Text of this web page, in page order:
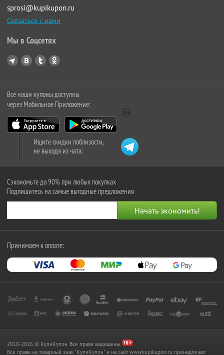
sprosi@kupikupon.ru
Связаться с нами
Мы в Соцсетях
Все наши купоны доступны
через Мобильное Приложение:
Ищите скидки поблизости,
не выходя из чата:
Сэкономьте до 90% при любых покупках
Подпишитесь на самые выгодные предложения
Принимаем к оплате:
2010-2026 © КупиКупон. Все права защищены.
Все права на товарный знак "КупиКупон" и на сайт www.kupikupon.ru принадлежат